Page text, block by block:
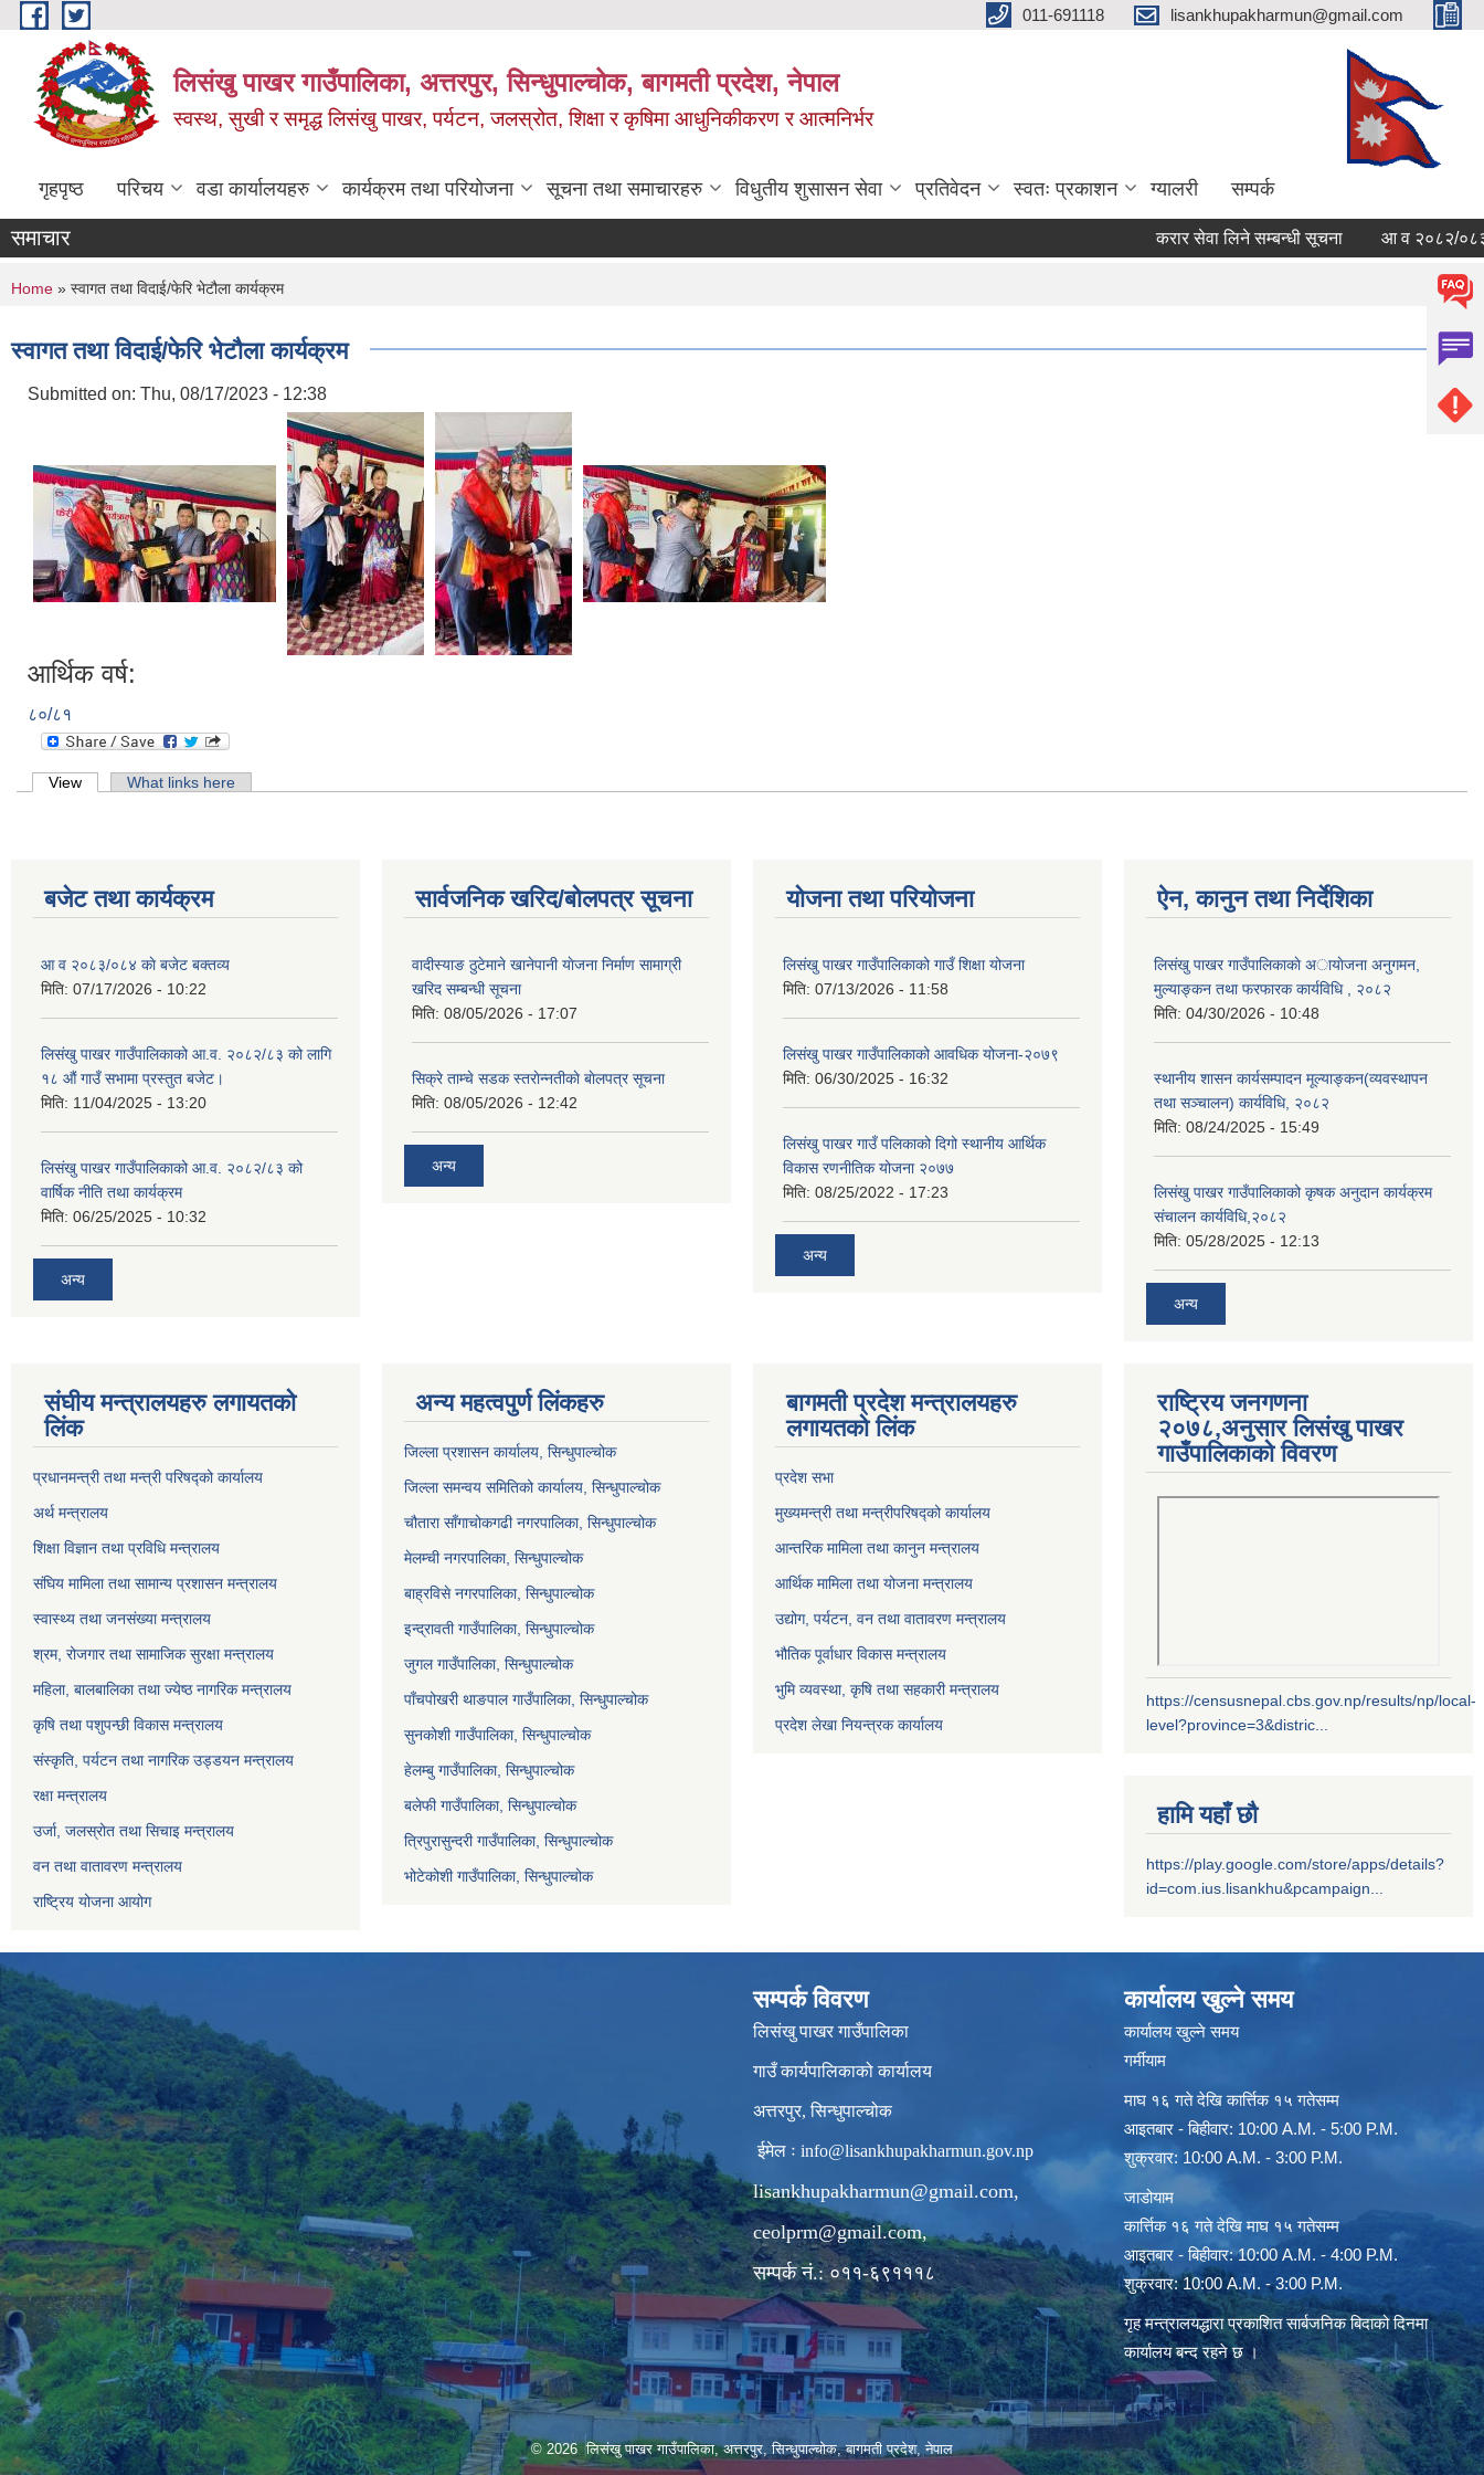
Skip to main content 011-691118 lisankhupakharmun@gmail.com
लिसंखु पाखर गाउँपालिका, अत्तरपुर, सिन्धुपाल्चोक, बागमती प्रदेश, नेपाल
स्वस्थ, सुखी र समृद्ध लिसंखु पाखर, पर्यटन, जलस्रोत, शिक्षा र कृषिमा आधुनिकीकरण र आत्मनिर्भर
गृहपृष्ठ परिचय वडा कार्यालयहरु कार्यक्रम तथा परियोजना सूचना तथा समाचारहरु विधुतीय शुसासन सेवा प्रतिवेदन स्वतः प्रकाशन ग्यालरी सम्पर्क
समाचार करार सेवा लिने सम्बन्धी सूचना आ व २०८२/०८३ काे
You are here
Home » स्वागत तथा विदाई/फेरि भेटौला कार्यक्रम
स्वागत तथा विदाई/फेरि भेटौला कार्यक्रम
Submitted on: Thu, 08/17/2023 - 12:38
आर्थिक वर्ष:
८०/८१
Primary tabs
View (active tab)What links here
बजेट तथा कार्यक्रम
आ व २०८३/०८४ काे बजेट बक्तव्य
मिति: 07/17/2026 - 10:22
लिसंखु पाखर गाउँपालिकाको आ.व. २०८२/८३ को लागि
१८ औं गाउँ सभामा प्रस्तुत बजेट।
मिति: 11/04/2025 - 13:20
लिसंखु पाखर गाउँपालिकाको आ.व. २०८२/८३ को
वार्षिक नीति तथा कार्यक्रम
मिति: 06/25/2025 - 10:32
अन्य
सार्वजनिक खरिद/बोलपत्र सूचना
वादीस्याङ ठुटेमाने खानेपानी याेजना निर्माण सामाग्री
खरिद सम्बन्धी सूचना
मिति: 08/05/2026 - 17:07
सिक्रे ताम्चे सडक स्तराेन्नतीकाे बाेलपत्र सूचना
मिति: 08/05/2026 - 12:42
अन्य
योजना तथा परियोजना
लिसंखु पाखर गाउँपालिकाको गाउँ शिक्षा योजना
मिति: 07/13/2026 - 11:58
लिसंखु पाखर गाउँपालिकाको आवधिक योजना-२०७९
मिति: 06/30/2025 - 16:32
लिसंखु पाखर गाउँ पलिकाको दिगो स्थानीय आर्थिक
विकास रणनीतिक योजना २०७७
मिति: 08/25/2022 - 17:23
अन्य
ऐन, कानुन तथा निर्देशिका
लिसंखु पाखर गाउँपालिकाकाे अायाेजना अनुगमन,
मुल्याङ्कन तथा फरफारक कार्यविधि , २०८२
मिति: 04/30/2026 - 10:48
स्थानीय शासन कार्यसम्पादन मूल्याङ्कन(व्यवस्थापन
तथा सञ्चालन) कार्यविधि, २०८२
मिति: 08/24/2025 - 15:49
लिसंखु पाखर गाउँपालिकाको कृषक अनुदान कार्यक्रम
संचालन कार्यविधि,२०८२
मिति: 05/28/2025 - 12:13
अन्य
संघीय मन्त्रालयहरु लगायतको
लिंक
प्रधानमन्त्री तथा मन्त्री परिषद्को कार्यालय
अर्थ मन्त्रालय
शिक्षा विज्ञान तथा प्रविधि मन्त्रालय
संघिय मामिला तथा सामान्य प्रशासन मन्त्रालय
स्वास्थ्य तथा जनसंख्या मन्त्रालय
श्रम, रोजगार तथा सामाजिक सुरक्षा मन्त्रालय
महिला, बालबालिका तथा ज्येष्ठ नागरिक मन्त्रालय
कृषि तथा पशुपन्छी विकास मन्त्रालय
संस्कृति, पर्यटन तथा नागरिक उड्डयन मन्त्रालय
रक्षा मन्त्रालय
उर्जा, जलस्रोत तथा सिचाइ मन्त्रालय
वन तथा वातावरण मन्त्रालय
राष्ट्रिय योजना आयोग
अन्य महत्वपुर्ण लिंकहरु
जिल्ला प्रशासन कार्यालय, सिन्धुपाल्चोक
जिल्ला समन्वय समितिको कार्यालय, सिन्धुपाल्चोक
चौतारा साँगाचोकगढी नगरपालिका, सिन्धुपाल्चोक
मेलम्ची नगरपालिका, सिन्धुपाल्चोक
बाह्रविसे नगरपालिका, सिन्धुपाल्चोक
इन्द्रावती गाउँपालिका, सिन्धुपाल्चोक
जुगल गाउँपालिका, सिन्धुपाल्चोक
पाँचपोखरी थाङपाल गाउँपालिका, सिन्धुपाल्चोक
सुनकोशी गाउँपालिका, सिन्धुपाल्चोक
हेलम्बु गाउँपालिका, सिन्धुपाल्चोक
बलेफी गाउँपालिका, सिन्धुपाल्चोक
त्रिपुरासुन्दरी गाउँपालिका, सिन्धुपाल्चोक
भोटेकोशी गाउँपालिका, सिन्धुपाल्चोक
बागमती प्रदेश मन्त्रालयहरु
लगायतको लिंक
प्रदेश सभा
मुख्यमन्त्री तथा मन्त्रीपरिषद्को कार्यालय
आन्तरिक मामिला तथा कानुन मन्त्रालय
आर्थिक मामिला तथा योजना मन्त्रालय
उद्योग, पर्यटन, वन तथा वातावरण मन्त्रालय
भौतिक पूर्वाधार विकास मन्त्रालय
भुमि व्यवस्था, कृषि तथा सहकारी मन्त्रालय
प्रदेश लेखा नियन्त्रक कार्यालय
राष्ट्रिय जनगणना
२०७८,अनुसार लिसंखु पाखर
गाउँपालिकाको विवरण
https://censusnepal.cbs.gov.np/results/np/local-
level?province=3&distric...
हामि यहाँ छौ
https://play.google.com/store/apps/details?
id=com.ius.lisankhu&pcampaign...
सम्पर्क विवरण
लिसंखु पाखर गाउँपालिका
गाउँ कार्यपालिकाको कार्यालय
अत्तरपुर, सिन्धुपाल्चोक
ईमेल ः info@lisankhupakharmun.gov.np
lisankhupakharmun@gmail.com,
ceolprm@gmail.com,
सम्पर्क नं.: ०११-६९१११८
कार्यालय खुल्ने समय
कार्यालय खुल्ने समय
गर्मीयाम
माघ १६ गते देखि कार्त्तिक १५ गतेसम्म
आइतबार - बिहीवार: 10:00 A.M. - 5:00 P.M.
शुक्रवार: 10:00 A.M. - 3:00 P.M.
जाडोयाम
कार्त्तिक १६ गते देखि माघ १५ गतेसम्म
आइतबार - बिहीवार: 10:00 A.M. - 4:00 P.M.
शुक्रवार: 10:00 A.M. - 3:00 P.M.
गृह मन्त्रालयद्धारा प्रकाशित सार्बजनिक बिदाको दिनमा
कार्यालय बन्द रहने छ ।
© 2026 लिसंखु पाखर गाउँपालिका, अत्तरपुर, सिन्धुपाल्चोक, बागमती प्रदेश, नेपाल